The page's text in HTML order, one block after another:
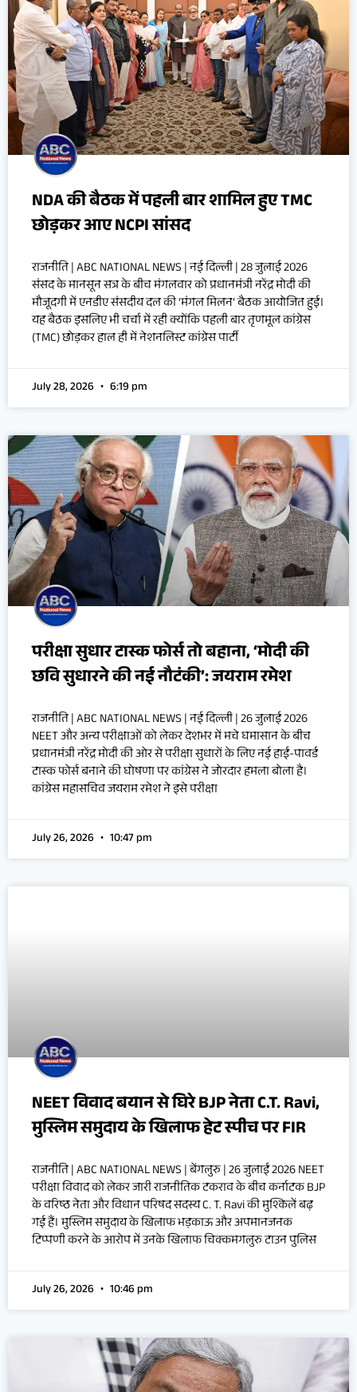
NDA की बैठक में पहली बार शामिल हुए TMC
छोड़कर आए NCPI सांसद
राजनीति | ABC NATIONAL NEWS | नई दिल्ली | 28 जुलाई 2026
संसद के मानसून सत्र के बीच मंगलवार को प्रधानमंत्री नरेंद्र मोदी की
मौजूदगी में एनडीए संसदीय दल की ‘मंगल मिलन’ बैठक आयोजित हुई।
यह बैठक इसलिए भी चर्चा में रही क्योंकि पहली बार तृणमूल कांग्रेस
(TMC) छोड़कर हाल ही में नेशनलिस्ट कांग्रेस पार्टी
July 28, 2026 6:19 pm
परीक्षा सुधार टास्क फोर्स तो बहाना, ‘मोदी की
छवि सुधारने की नई नौटंकी’: जयराम रमेश
राजनीति | ABC NATIONAL NEWS | नई दिल्ली | 26 जुलाई 2026
NEET और अन्य परीक्षाओं को लेकर देशभर में मचे घमासान के बीच
प्रधानमंत्री नरेंद्र मोदी की ओर से परीक्षा सुधारों के लिए नई हाई-पावर्ड
टास्क फोर्स बनाने की घोषणा पर कांग्रेस ने जोरदार हमला बोला है।
कांग्रेस महासचिव जयराम रमेश ने इसे परीक्षा
July 26, 2026 10:47 pm
NEET विवाद बयान से घिरे BJP नेता C.T. Ravi,
मुस्लिम समुदाय के खिलाफ हेट स्पीच पर FIR
राजनीति | ABC NATIONAL NEWS | बेंगलुरु | 26 जुलाई 2026 NEET
परीक्षा विवाद को लेकर जारी राजनीतिक टकराव के बीच कर्नाटक BJP
के वरिष्ठ नेता और विधान परिषद सदस्य C. T. Ravi की मुश्किलें बढ़
गई हैं। मुस्लिम समुदाय के खिलाफ भड़काऊ और अपमानजनक
टिप्पणी करने के आरोप में उनके खिलाफ चिक्कमगलुरु टाउन पुलिस
July 26, 2026 10:46 pm